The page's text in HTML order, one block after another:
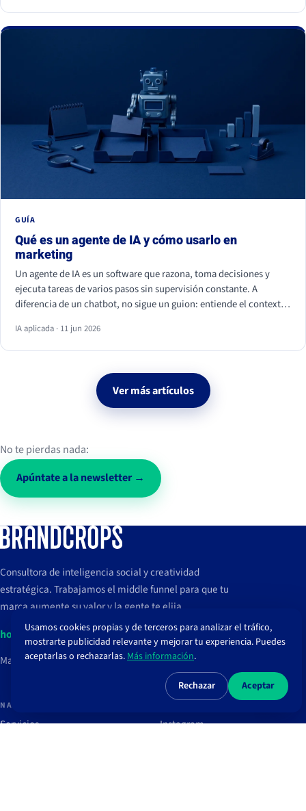
GUÍA
Qué es un agente de IA y cómo usarlo en
marketing
Un agente de IA es un software que razona, toma decisiones y
ejecuta tareas de varios pasos sin supervisión constante. A
diferencia de un chatbot, no sigue un guion: entiende el contexto
analizar datos, calificar leads y monitorizar la conversación social.
IA aplicada · 11 jun 2026
Ver más artículos
No te pierdas nada:
Apúntate a la newsletter →
Consultora de inteligencia social y creatividad
estratégica. Trabajamos el middle funnel para que tu
marca aumente su valor y la gente te elija.
hola@brandcrops.com
Madrid, España
NAVEGAR
Servicios
Instagram
Usamos cookies propias y de terceros para analizar el tráfico,
mostrarte publicidad relevante y mejorar tu experiencia. Puedes
aceptarlas o rechazarlas.Más información.
Rechazar Aceptar